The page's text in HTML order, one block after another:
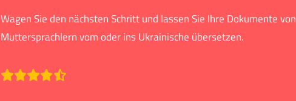
Wagen Sie den nächsten Schritt und lassen Sie Ihre Dokumente von
Muttersprachlern vom oder ins Ukrainische übersetzen.